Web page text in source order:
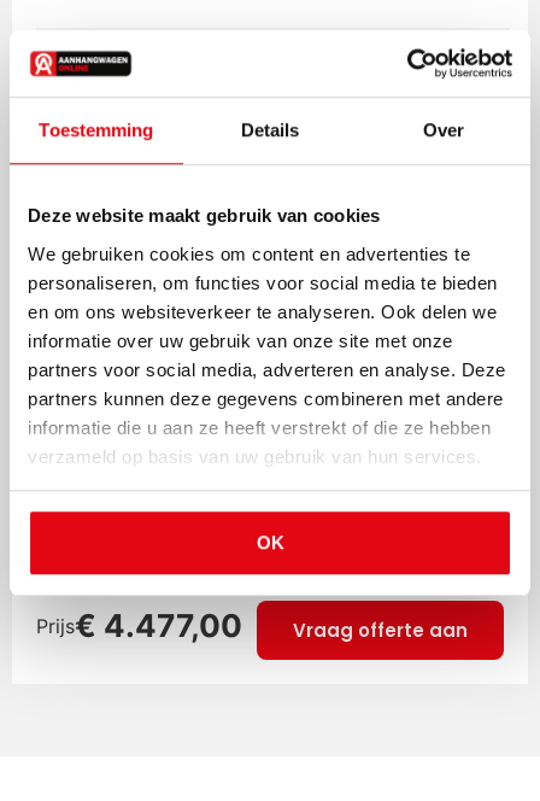
Toestemming Details Over
Deze website maakt gebruik van cookies
We gebruiken cookies om content en advertenties te
personaliseren, om functies voor social media te bieden
en om ons websiteverkeer te analyseren. Ook delen we
informatie over uw gebruik van onze site met onze
partners voor social media, adverteren en analyse. Deze
partners kunnen deze gegevens combineren met andere
informatie die u aan ze heeft verstrekt of die ze hebben
verzameld op basis van uw gebruik van hun services.
OK
groot
€24,14
as
Aluminium loopplank 3m €181,50
Set breedte
markeringsborden (2x)
Centreerset boottrailer €133,10
Geen opties geselecteerd
Prijs€ 4.477,00 Vraag offerte aan